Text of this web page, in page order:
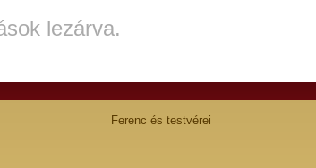
lezárva.
Ferenc és testvérei